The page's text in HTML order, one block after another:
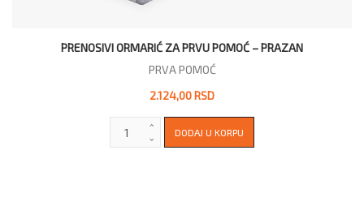
PRENOSIVI ORMARIĆ ZA PRVU POMOĆ – PRAZAN
PRVA POMOĆ
2.124,00 RSD